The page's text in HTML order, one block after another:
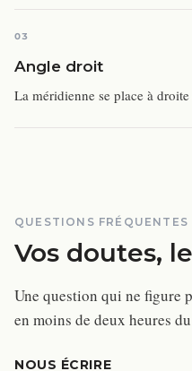
03
Angle droit
La méridienne se place à
QUESTIONS FRÉQUENTES
Vos doutes,
Une question qui ne figure
en moins de deux heures
NOUS ÉCRIRE